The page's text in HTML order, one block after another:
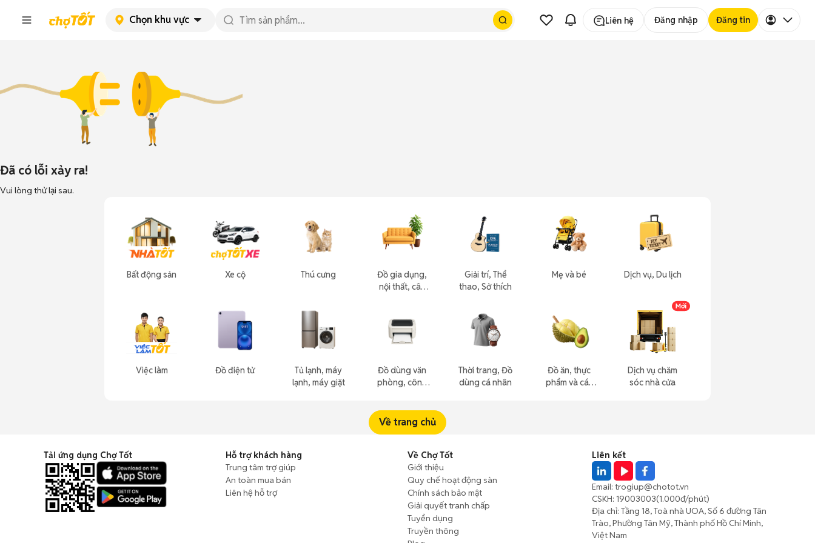
Chọn khu vực Liên hệ Đăng nhập Đăng tin
Đã có lỗi xảy ra!
Vui lòng thử lại sau.
Bất động sản
Việc làm
Xe cộ
Đồ điện tử
Thú cưng
Tủ lạnh, máy
lạnh, máy giặt
Đồ gia dụng,
nội thất, cây
Đồ dùng văn
phòng, công
Giải trí, Thể
thao, Sở thích
Thời trang, Đồ
dùng cá nhân
Mẹ và bé
Đồ ăn, thực
phẩm và các
Dịch vụ, Du lịch
Dịch vụ chăm
sóc nhà cửa
Về trang chủ
Tải ứng dụng Chợ Tốt
Hỗ trợ khách hàng
Trung tâm trợ giúp
An toàn mua bán
Liên hệ hỗ trợ
Về Chợ Tốt
Giới thiệu
Quy chế hoạt động sàn
Chính sách bảo mật
Giải quyết tranh chấp
Tuyển dụng
Truyền thông
Liên kết
Email: trogiup@chotot.vn
CSKH: 19003003(1.000đ/phút)
Địa chỉ: Tầng 18, Toà nhà UOA, Số 6 đường Tân
Trào, Phường Tân Mỹ, Thành phố Hồ Chí Minh,
Việt Nam